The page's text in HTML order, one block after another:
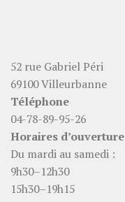
52 rue Gabriel Péri
69100 Villeurbanne
Téléphone
04-78-89-95-26
Horaires d’ouverture
Du mardi au samedi :
9h30–12h30
15h30–19h15